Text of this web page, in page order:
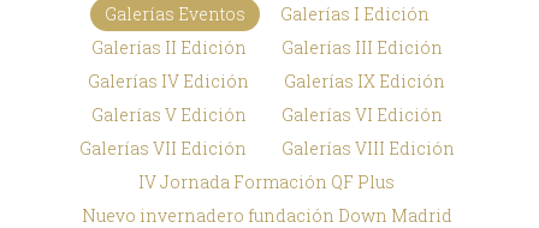
Galerías Eventos
Galerías I Edición
Galerías II Edición
Galerías III Edición
Galerías IV Edición
Galerías IX Edición
Galerías V Edición
Galerías VI Edición
Galerías VII Edición
Galerías VIII Edición
IV Jornada Formación QF Plus
Nuevo invernadero fundación Down Madrid